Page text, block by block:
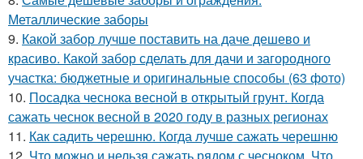
Металлические заборы
9. Какой забор лучше поставить на даче дешево и
красиво. Какой забор сделать для дачи и загородного
участка: бюджетные и оригинальные способы (63 фото)
10. Посадка чеснока весной в открытый грунт. Когда
сажать чеснок весной в 2020 году в разных регионах
11. Как садить черешню. Когда лучше сажать черешню
12. Что можно и нельзя сажать рядом с чесноком. Что